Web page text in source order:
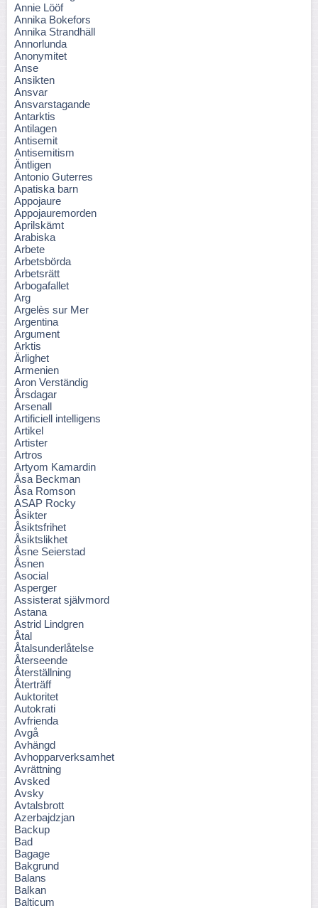
Annie Lööf
Annika Bokefors
Annika Strandhäll
Annorlunda
Anonymitet
Anse
Ansikten
Ansvar
Ansvarstagande
Antarktis
Antilagen
Antisemit
Antisemitism
Äntligen
Antonio Guterres
Apatiska barn
Appojaure
Appojauremorden
Aprilskämt
Arabiska
Arbete
Arbetsbörda
Arbetsrätt
Arbogafallet
Arg
Argelès sur Mer
Argentina
Argument
Arktis
Ärlighet
Armenien
Aron Verständig
Årsdagar
Arsenall
Artificiell intelligens
Artikel
Artister
Artros
Artyom Kamardin
Åsa Beckman
Åsa Romson
ASAP Rocky
Åsikter
Åsiktsfrihet
Åsiktslikhet
Åsne Seierstad
Åsnen
Asocial
Asperger
Assisterat självmord
Astana
Astrid Lindgren
Åtal
Åtalsunderlåtelse
Återseende
Återställning
Återträff
Auktoritet
Autokrati
Avfrienda
Avgå
Avhängd
Avhopparverksamhet
Avrättning
Avsked
Avsky
Avtalsbrott
Azerbajdzjan
Backup
Bad
Bagage
Bakgrund
Balans
Balkan
Balticum